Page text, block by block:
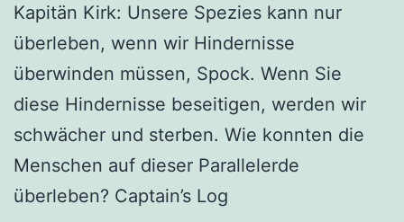
Kapitän Kirk: Unsere Spezies kann nur
überleben, wenn wir Hindernisse
überwinden müssen, Spock. Wenn Sie
diese Hindernisse beseitigen, werden wir
schwächer und sterben. Wie konnten die
Menschen auf dieser Parallelerde
überleben? Captain’s Log